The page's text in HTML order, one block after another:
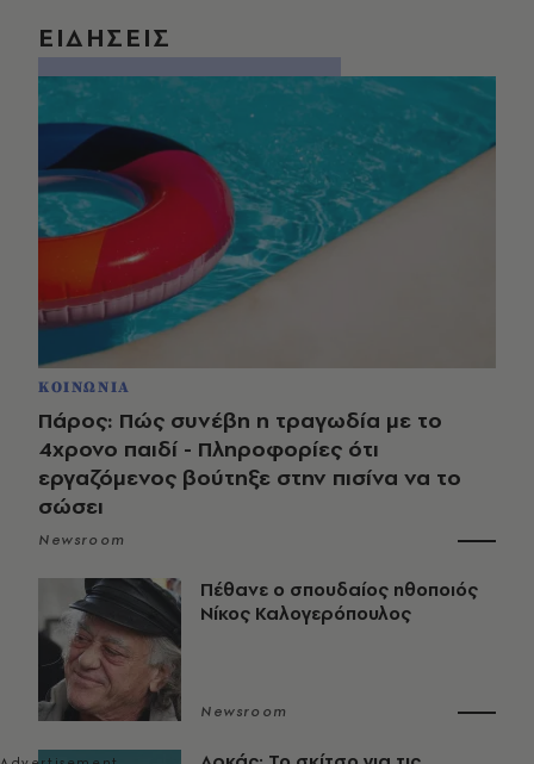
ΕΙΔΗΣΕΙΣ
ΚΟΙΝΩΝΙΑ
Πάρος: Πώς συνέβη η τραγωδία με το
4χρονο παιδί - Πληροφορίες ότι
εργαζόμενος βούτηξε στην πισίνα να το
σώσει
Newsroom
Πέθανε ο σπουδαίος ηθοποιός
Νίκος Καλογερόπουλος
Newsroom